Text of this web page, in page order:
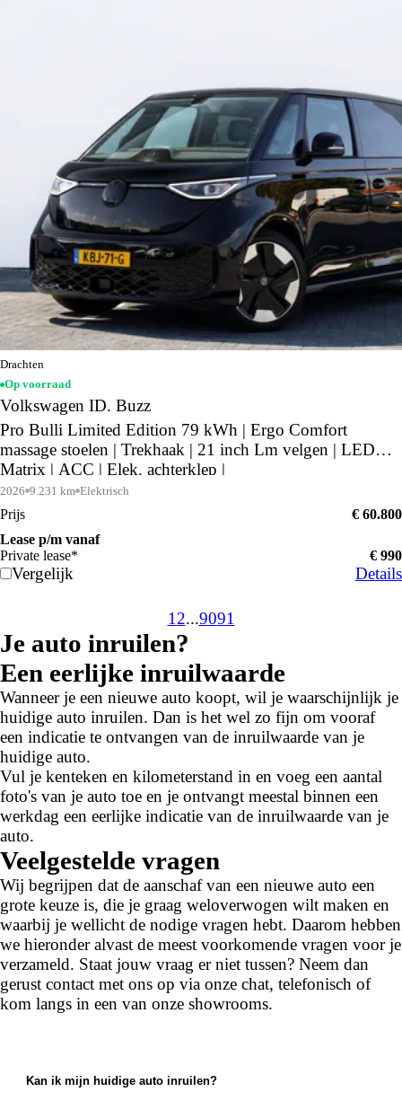
Drachten
Op voorraad
Volkswagen ID. Buzz
Pro Bulli Limited Edition 79 kWh | Ergo Comfort
massage stoelen | Trekhaak | 21 inch Lm velgen | LED
Matrix | ACC | Elek. achterklep |
2026 9.231 km Elektrisch
Prijs
€ 60.800
Lease p/m vanaf
Private lease*
€ 990
Vergelijk Details
12...9091
Je auto inruilen?
Een eerlijke inruilwaarde
Wanneer je een nieuwe auto koopt, wil je waarschijnlijk je
huidige auto inruilen. Dan is het wel zo fijn om vooraf
een indicatie te ontvangen van de inruilwaarde van je
huidige auto.
Vul je kenteken en kilometerstand in en voeg een aantal
foto's van je auto toe en je ontvangt meestal binnen een
werkdag een eerlijke indicatie van de inruilwaarde van je
auto.
Veelgestelde vragen
Wij begrijpen dat de aanschaf van een nieuwe auto een
grote keuze is, die je graag weloverwogen wilt maken en
waarbij je wellicht de nodige vragen hebt. Daarom hebben
we hieronder alvast de meest voorkomende vragen voor je
verzameld. Staat jouw vraag er niet tussen? Neem dan
gerust contact met ons op via onze chat, telefonisch of
kom langs in een van onze showrooms.
Kan ik mijn huidige auto inruilen?